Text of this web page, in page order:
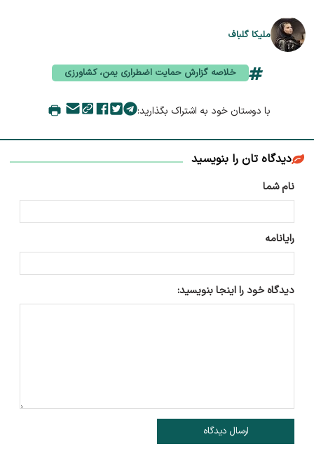
ملیکا گلباف
خلاصه گزارش حمایت اضطراری یمن، کشاورزی
با دوستان خود به اشتراک بگذارید:
دیدگاه تان را بنویسید
نام شما
رایانامه
دیدگاه خود را اینجا بنویسید:
ارسال دیدگاه